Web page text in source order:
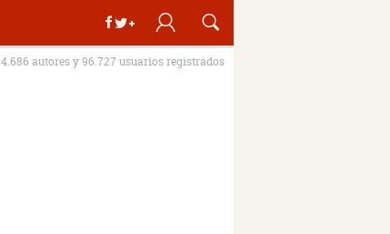
autores y 96.727 usuarios registrados